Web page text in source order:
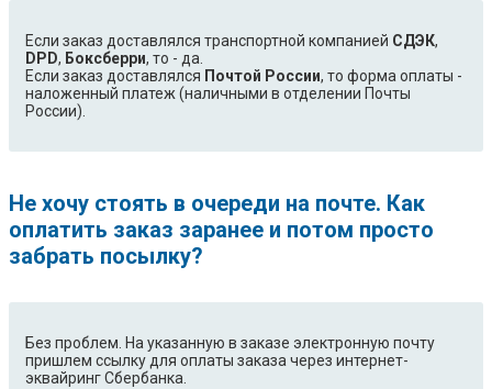
Если заказ доставлялся транспортной компанией СДЭК,
DPD, Боксберри, то - да.
Если заказ доставлялся Почтой России, то форма оплаты -
наложенный платеж (наличными в отделении Почты
России).
Не хочу стоять в очереди на почте. Как
оплатить заказ заранее и потом просто
забрать посылку?
Без проблем. На указанную в заказе электронную почту
пришлем ссылку для оплаты заказа через интернет-
эквайринг Сбербанка.